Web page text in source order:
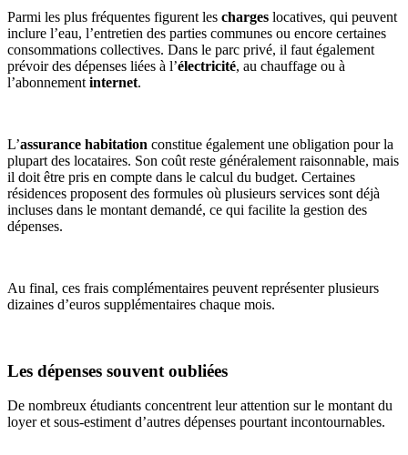
Parmi les plus fréquentes figurent les charges locatives, qui peuvent
inclure l’eau, l’entretien des parties communes ou encore certaines
consommations collectives. Dans le parc privé, il faut également
prévoir des dépenses liées à l’électricité, au chauffage ou à
l’abonnement internet.
L’assurance habitation constitue également une obligation pour la
plupart des locataires. Son coût reste généralement raisonnable, mais
il doit être pris en compte dans le calcul du budget. Certaines
résidences proposent des formules où plusieurs services sont déjà
incluses dans le montant demandé, ce qui facilite la gestion des
dépenses.
Au final, ces frais complémentaires peuvent représenter plusieurs
dizaines d’euros supplémentaires chaque mois.
Les dépenses souvent oubliées
De nombreux étudiants concentrent leur attention sur le montant du
loyer et sous-estiment d’autres dépenses pourtant incontournables.